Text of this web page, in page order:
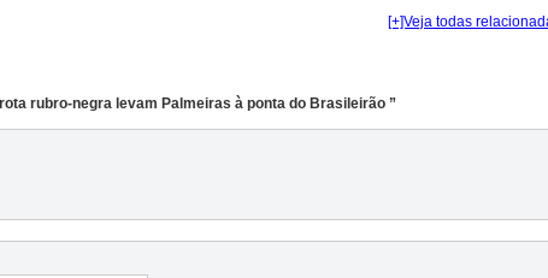
[+]Veja todas
rubro-negra levam Palmeiras à ponta do Brasileirão ”